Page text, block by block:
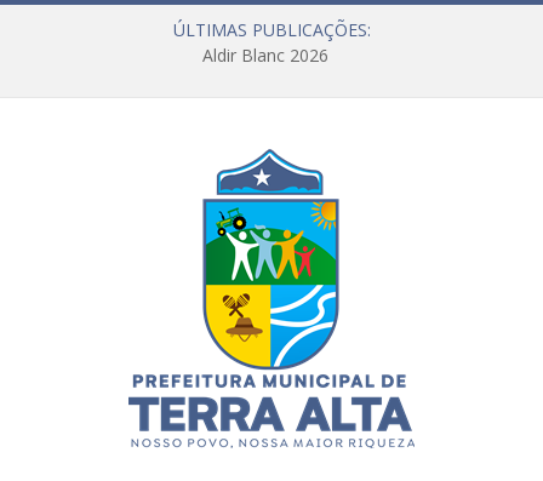
ÚLTIMAS PUBLICAÇÕES:
Aldir Blanc 2026